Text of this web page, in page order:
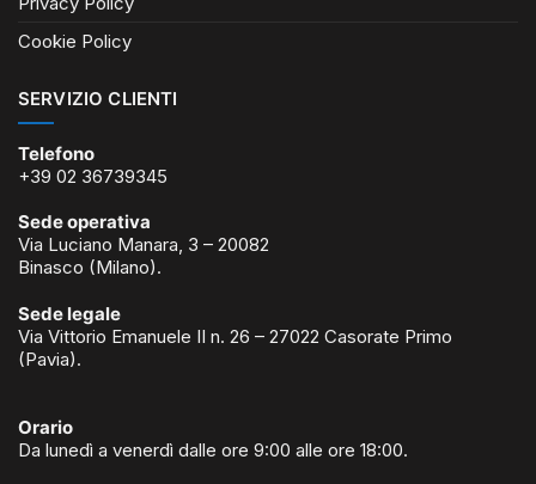
Cookie Policy
SERVIZIO CLIENTI
Telefono
+39 02 36739345
Sede operativa
Via Luciano Manara, 3 – 20082
Binasco (Milano).
Sede legale
Via Vittorio Emanuele II n. 26 – 27022 Casorate Primo
(Pavia).
Orario
Da lunedì a venerdì dalle ore 9:00 alle ore 18:00.